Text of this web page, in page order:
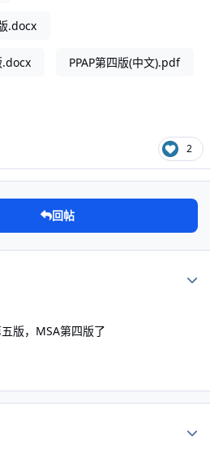
.docx
.docx PPAP第四版(中文).pdf
2
回帖
版，MSA第四版了